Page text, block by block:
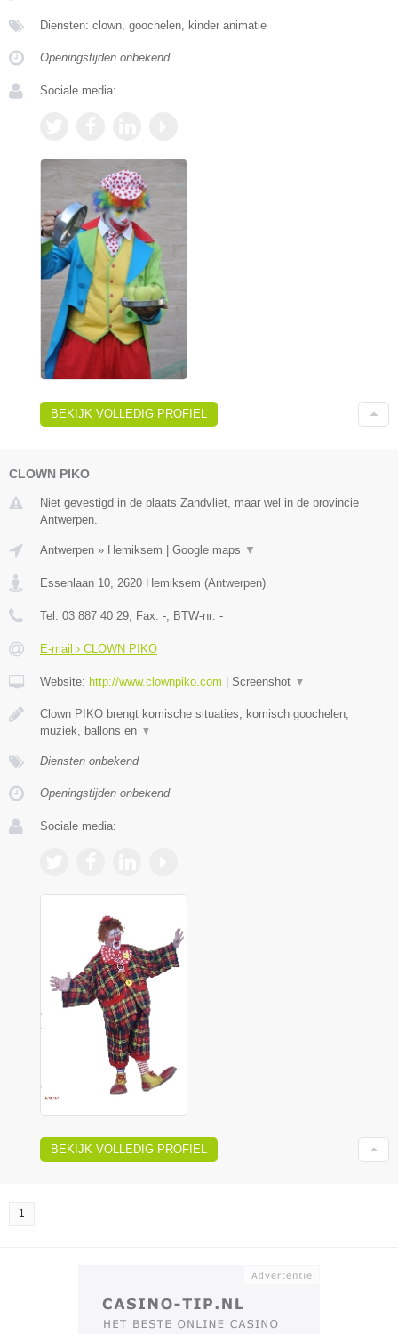
Diensten: clown, goochelen, kinder animatie
Openingstijden onbekend
Sociale media:
BEKIJK VOLLEDIG PROFIEL
CLOWN PIKO
Niet gevestigd in de plaats Zandvliet, maar wel in de provincie
Antwerpen.
Antwerpen » Hemiksem Google maps ▼
Essenlaan 10 2620 Hemiksem (Antwerpen)
Tel: 03 887 40 29 , Fax: - , BTW-nr: -
E-mail › CLOWN PIKO
Website: http://www.clownpiko.com Screenshot ▼
Clown PIKO brengt komische situaties, komisch goochelen,
muziek, ballons en ▼
Diensten onbekend
Openingstijden onbekend
Sociale media:
BEKIJK VOLLEDIG PROFIEL
1